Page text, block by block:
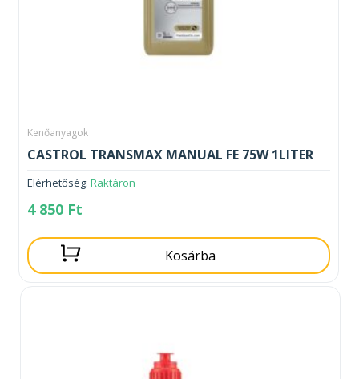
Kenőanyagok
CASTROL TRANSMAX MANUAL FE 75W 1LITER
Elérhetőség: Raktáron
4 850 Ft
Kosárba